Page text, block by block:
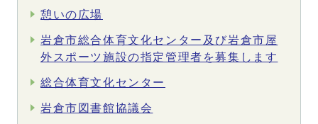
憩いの広場
岩倉市総合体育文化センター及び岩倉市屋
外スポーツ施設の指定管理者を募集します
総合体育文化センター
岩倉市図書館協議会